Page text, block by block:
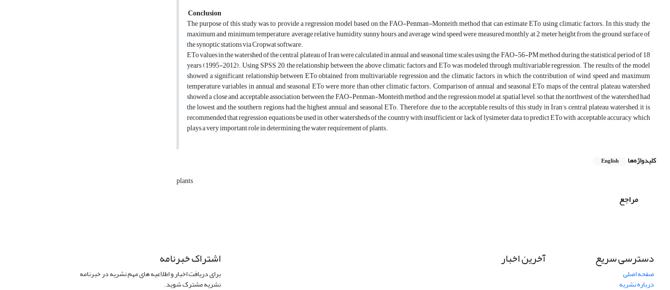
Conclusion
The purpose of this study was to provide a regression model based on the FAO-Penman-Monteith method that can estimate ETo using climatic factors. In this study, the
maximum and minimum temperature, average relative humidity, sunny hours and average wind speed were measured monthly at 2 meter height from the ground surface of
the synoptic stations via Cropwat software.
ETo values in the watershed of the central plateau of Iran ​​were calculated in annual and seasonal time scales using the FAO-56-PM method during the statistical period of 18
years (1995-2012). Using SPSS 20, the relationship between the above climatic factors and ETo was modeled through multivariable regression. The results of the model
showed a significant relationship between ETo obtained from multivariable regression and the climatic factors, in which the contribution of wind speed and maximum
temperature variables in annual and seasonal ETo were more than other climatic factors. Comparison of annual and seasonal ETo maps of the central plateau watershed
showed a close and acceptable association between the FAO-Penman-Monteith method and the regression model at spatial level, so that the northwest of the watershed had
the lowest and the southern regions had the highest annual and seasonal ETo. Therefore, due to the acceptable results of this study in Iran’s central plateau watershed, it is
recommended that regression equations be used in other watersheds of the country with insufficient or lack of lysimeter data to predict ETo with acceptable accuracy, which
plays a very important role in determining the water requirement of plants.
کلیدواژه‌ها English
plants
مراجع
دسترسی سریع
صفحه اصلی
درباره نشریه
آخرین اخبار اشتراک خبرنامه
برای دریافت اخبار و اطلاعیه های مهم نشریه در خبرنامه
نشریه مشترک شوید.